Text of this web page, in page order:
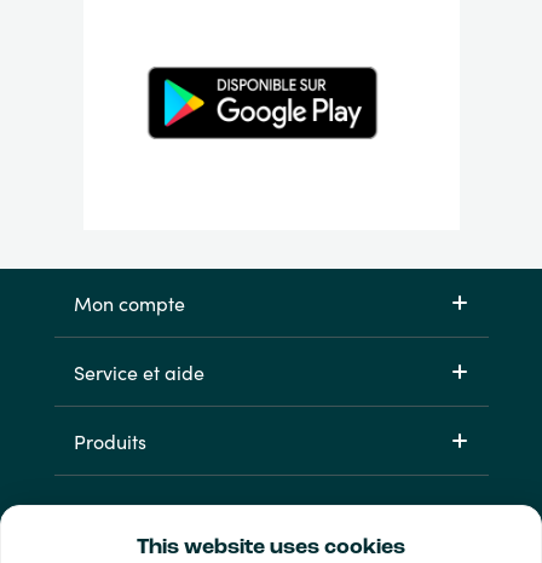
This website uses cookies
Mon compte
Service et aide
Produits